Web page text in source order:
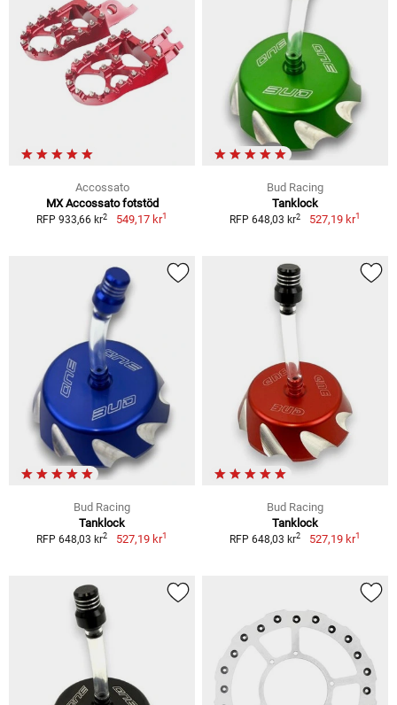
Accossato
MX Accossato fotstöd
RFP 933,66 kr2 549,17 kr1
Bud Racing
Tanklock
RFP 648,03 kr2 527,19 kr1
Bud Racing
Tanklock
RFP 648,03 kr2 527,19 kr1
Bud Racing
Tanklock
RFP 648,03 kr2 527,19 kr1